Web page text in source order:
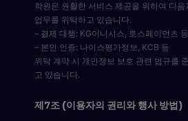
학원은 원활한 서비스 제공을 위하여 다음
업무를 위탁하고 있습니다.
– 결제 대행: KG이니시스, 토스페이먼츠 등
– 본인 인증: 나이스평가정보, KCB 등
위탁 계약 시 개인정보 보호 관련 법규를
고 있습니다.
제7조 (이용자의 권리와 행사 방법)